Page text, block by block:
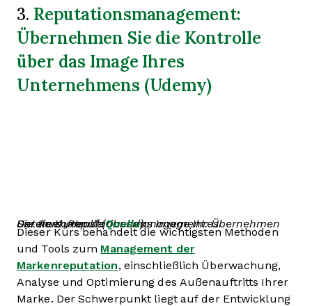
3. Reputationsmanagement:
Übernehmen Sie die Kontrolle
über das Image Ihres
Unternehmens (Udemy)
Der Kurs „Reputationsmanagement: Übernehmen Sie die Kontrolle über das Image Ihres Unternehmens“ (Quelle)
Dieser Kurs behandelt die wichtigsten Methoden
und Tools zum Management der
Markenreputation, einschließlich Überwachung,
Analyse und Optimierung des Außenauftritts Ihrer
Marke. Der Schwerpunkt liegt auf der Entwicklung